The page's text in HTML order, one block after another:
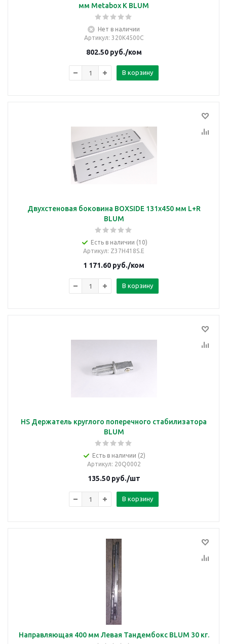
мм Metabox K BLUM
Нет в наличии
Артикул: 320K4500C
802.50руб./ком
В корзину
Двухстеновая боковина BOXSIDE 131x450 мм L+R
BLUM
Есть в наличии (10)
Артикул: Z37H418S.E
1 171.60 руб./ком
В корзину
HS Держатель круглого поперечного стабилизатора
BLUM
Есть в наличии (2)
Артикул: 20Q0002
135.50руб./шт
В корзину
Направляющая 400 мм Левая Тандембокс BLUM 30 кг.